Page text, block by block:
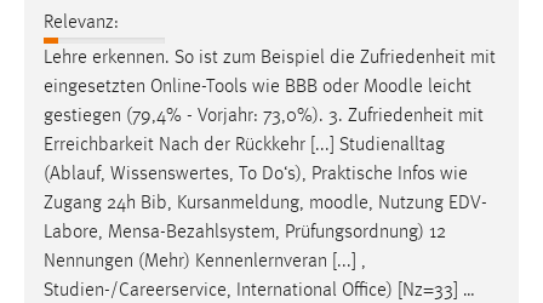
Relevanz:
Lehre erkennen. So ist zum Beispiel die Zufriedenheit mit
eingesetzten Online-Tools wie BBB oder Moodle leicht
gestiegen (79,4% - Vorjahr: 73,0%). 3. Zufriedenheit mit
Erreichbarkeit Nach der Rückkehr [...] Studienalltag
(Ablauf, Wissenswertes, To Do‘s), Praktische Infos wie
Zugang 24h Bib, Kursanmeldung, moodle, Nutzung EDV-
Labore, Mensa-Bezahlsystem, Prüfungsordnung) 12
Nennungen (Mehr) Kennenlernveran [...] ,
Studien-/Careerservice, International Office) [Nz=33] …